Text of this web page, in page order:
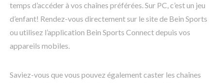
temps d’accéder à vos chaînes préférées. Sur PC, c’est un jeu
d’enfant! Rendez-vous directement sur le site de Bein Sports
ou utilisez l’application Bein Sports Connect depuis vos
appareils mobiles.
Saviez-vous que vous pouvez également caster les chaînes